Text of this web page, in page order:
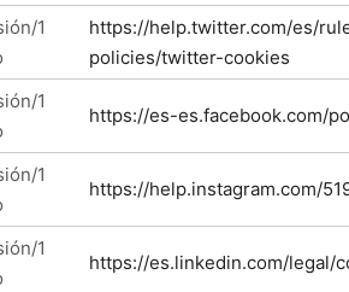
1
https://help.twitter.com/es/
policies/twitter-cookies
1
https://es-es.facebook.com/
1
https://help.instagram.com/
1
https://es.linkedin.com/legal/